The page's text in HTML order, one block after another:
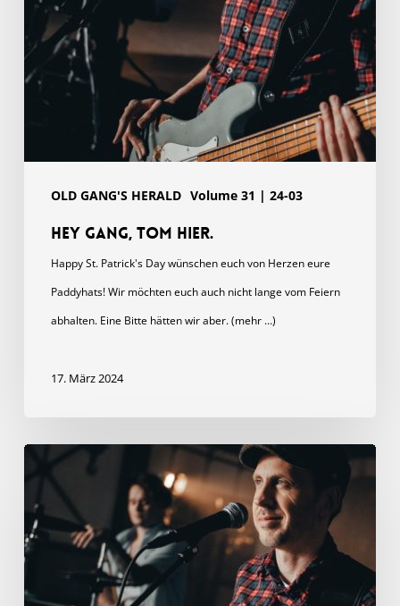
OLD GANG'S HERALD Volume 31 | 24-03
Hey Gang, Tom hier.
Happy St. Patrick's Day wünschen euch von Herzen eure
Paddyhats! Wir möchten euch auch nicht lange vom Feiern
abhalten. Eine Bitte hätten wir aber. (mehr …)
17. März 2024
Gang,
Tom
hier.